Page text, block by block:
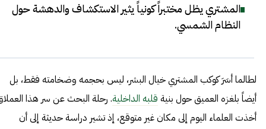
المشتري يظل مختبراً كونياً يثير الاستكشاف والدهشة حول
النظام الشمسي.
لطالما أسَرَ كوكب المشتري خيال البشر، ليس بحجمه وضخامته فقط، بل
أيضاً بلغزه العميق حول بنية قلبه الداخلية. رحلة البحث عن سر هذا
أخذت العلماء اليوم إلى مكان غير متوقع، إذ تشير دراسة حديثة إلى أن